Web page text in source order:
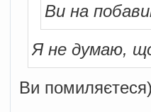
Ви на
Я не думаю,
Ви